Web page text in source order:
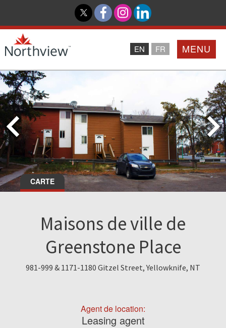
MENU
EN FR
Partenaires
Northview PROMISE
Investisseurs
À Louer
Portail Des Résidents
CARTE
Maisons de ville de
Greenstone Place
981-999 & 1171-1180 Gitzel Street, Yellowknife, NT
Agent de location:
Leasing agent